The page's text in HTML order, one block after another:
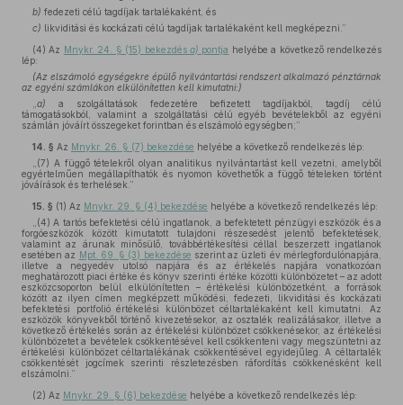
b) fedezeti célú tagdíjak tartalékaként, és
c) likviditási és kockázati célú tagdíjak tartalékaként kell megképezni.”
(4) Az Mnykr. 24. § (15) bekezdés a) pontja helyébe a következő rendelkezés
lép:
(Az elszámoló egységekre épülő nyilvántartási rendszert alkalmazó pénztárnak
az egyéni számlákon elkülönítetten kell kimutatni:)
a) a szolgáltatások fedezetére befizetett tagdíjakból, tagdíj célú
támogatásokból, valamint a szolgáltatási célú egyéb bevételekből az egyéni
számlán jóváírt összegeket forintban és elszámoló egységben;”
14. § Az Mnykr. 26. § (7) bekezdése helyébe a következő rendelkezés lép:
„(7) A függő tételekről olyan analitikus nyilvántartást kell vezetni, amelyből
egyértelműen megállapíthatók és nyomon követhetők a függő tételeken történt
jóváírások és terhelések.”
15. § (1) Az Mnykr. 29. § (4) bekezdése helyébe a következő rendelkezés lép:
„(4) A tartós befektetési célú ingatlanok, a befektetett pénzügyi eszközök és a
forgóeszközök között kimutatott tulajdoni részesedést jelentő befektetések,
valamint az árunak minősülő, továbbértékesítési céllal beszerzett ingatlanok
esetében az Mpt. 69. § (3) bekezdése szerint az üzleti év mérlegfordulónapjára,
illetve a negyedév utolsó napjára és az értékelés napjára vonatkozóan
meghatározott piaci értéke és könyv szerinti értéke közötti különbözetet – az adott
eszközcsoporton belül elkülönítetten – értékelési különbözetként, a források
között az ilyen címen megképzett működési, fedezeti, likviditási és kockázati
befektetési portfolió értékelési különbözet céltartalékaként kell kimutatni. Az
eszközök könyvekből történő kivezetésekor, az osztalék realizálásakor, illetve a
következő értékelés során az értékelési különbözet csökkenésekor, az értékelési
különbözetet a bevételek csökkentésével kell csökkenteni vagy megszüntetni az
értékelési különbözet céltartalékának csökkentésével egyidejűleg. A céltartalék
csökkentését jogcímek szerinti részletezésben ráfordítás csökkenésként kell
elszámolni.”
(2) Az Mnykr. 29. § (6) bekezdése helyébe a következő rendelkezés lép: